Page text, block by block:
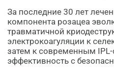
За последние 30 лет
компонента розацеа
травматичной
электрокоагуляции к
затем к современным
эффективность с